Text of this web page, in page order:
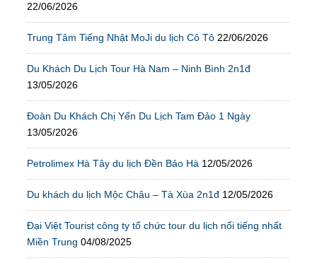
22/06/2026
Trung Tâm Tiếng Nhật MoJi du lịch Cô Tô 22/06/2026
Du Khách Du Lịch Tour Hà Nam – Ninh Bình 2n1đ
13/05/2026
Đoàn Du Khách Chị Yến Du Lịch Tam Đảo 1 Ngày
13/05/2026
Petrolimex Hà Tây du lịch Đền Bảo Hà 12/05/2026
Du khách du lịch Mộc Châu – Tà Xùa 2n1đ 12/05/2026
Đại Việt Tourist công ty tổ chức tour du lịch nổi tiếng nhất
Miền Trung 04/08/2025